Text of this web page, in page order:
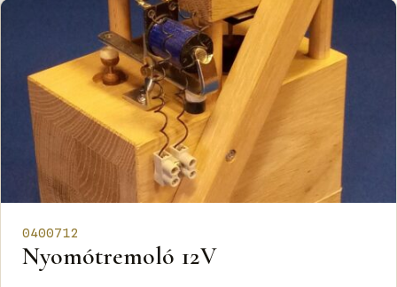
0400712
Nyomótremoló 12V